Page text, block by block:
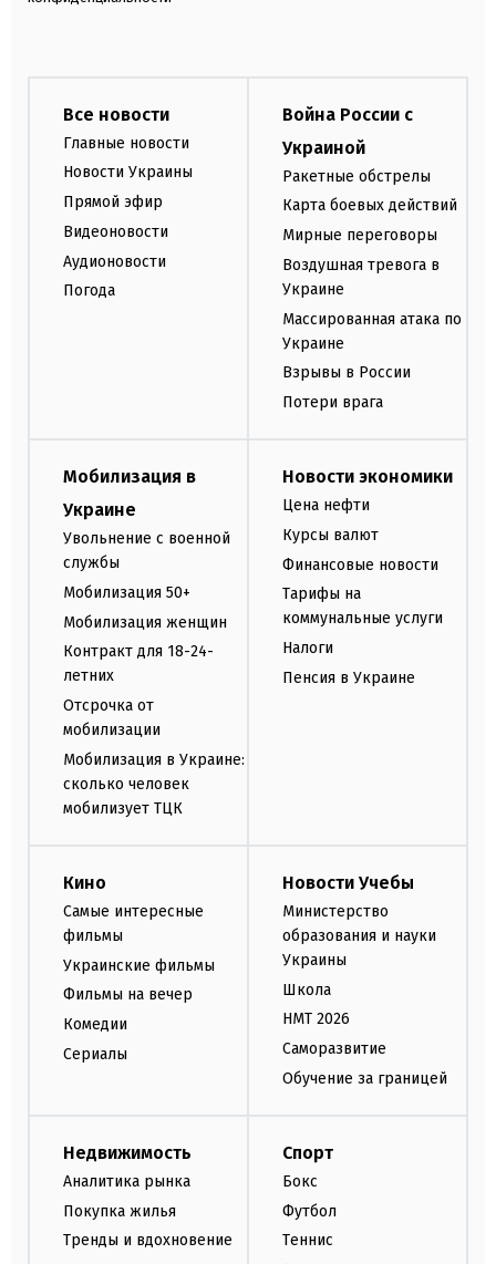
Все новости
Главные новости
Новости Украины
Прямой эфир
Видеоновости
Аудионовости
Погода
Война России с
Украиной
Ракетные обстрелы
Карта боевых действий
Мирные переговоры
Воздушная тревога в
Украине
Массированная атака по
Украине
Взрывы в России
Потери врага
Мобилизация в
Украине
Увольнение с военной
службы
Мобилизация 50+
Мобилизация женщин
Контракт для 18-24-
летних
Отсрочка от
мобилизации
Мобилизация в Украине:
сколько человек
мобилизует ТЦК
Новости экономики
Цена нефти
Курсы валют
Финансовые новости
Тарифы на
коммунальные услуги
Налоги
Пенсия в Украине
Кино
Самые интересные
фильмы
Украинские фильмы
Фильмы на вечер
Комедии
Сериалы
Новости Учебы
Министерство
образования и науки
Украины
Школа
НМТ 2026
Саморазвитие
Обучение за границей
Недвижимость
Аналитика рынка
Покупка жилья
Тренды и вдохновение
Спорт
Бокс
Футбол
Теннис